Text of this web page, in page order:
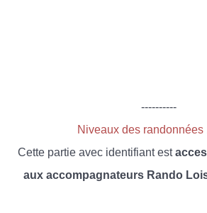
----------
Niveaux des randonnées
Cette partie avec identifiant est
aux accompagnateurs Rando